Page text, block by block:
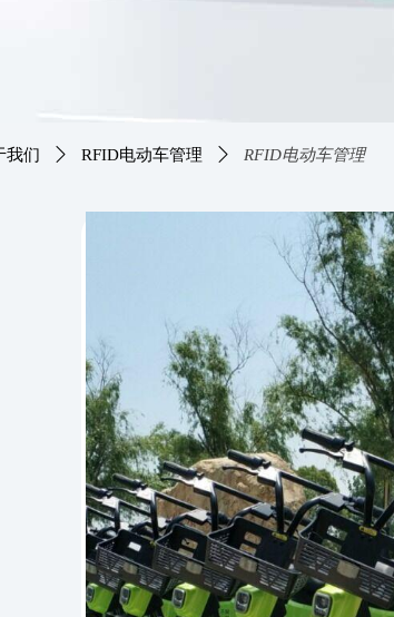
我们 ꄲ RFID电动车管理 ꄲ RFID电动车管理